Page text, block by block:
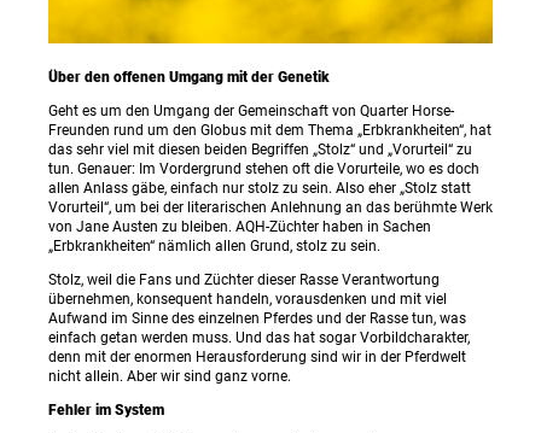
Über den offenen Umgang mit der Genetik
Geht es um den Umgang der Gemeinschaft von Quarter Horse-
Freunden rund um den Globus mit dem Thema „Erbkrankheiten“, hat
das sehr viel mit diesen beiden Begriffen „Stolz“ und „Vorurteil“ zu
tun. Genauer: Im Vordergrund stehen oft die Vorurteile, wo es doch
allen Anlass gäbe, einfach nur stolz zu sein. Also eher „Stolz statt
Vorurteil“, um bei der literarischen Anlehnung an das berühmte Werk
von Jane Austen zu bleiben. AQH-Züchter haben in Sachen
„Erbkrankheiten“ nämlich allen Grund, stolz zu sein.
Stolz, weil die Fans und Züchter dieser Rasse Verantwortung
übernehmen, konsequent handeln, vorausdenken und mit viel
Aufwand im Sinne des einzelnen Pferdes und der Rasse tun, was
einfach getan werden muss. Und das hat sogar Vorbildcharakter,
denn mit der enormen Herausforderung sind wir in der Pferdwelt
nicht allein. Aber wir sind ganz vorne.
Fehler im System